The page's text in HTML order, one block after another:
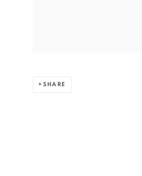
SHARE